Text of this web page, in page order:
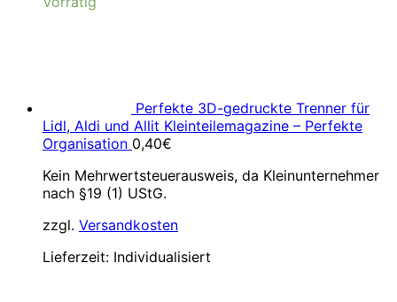
Perfekte 3D-gedruckte Trenner für
Lidl, Aldi und Allit Kleinteilemagazine – Perfekte
Organisation 0,40€
Kein Mehrwertsteuerausweis, da Kleinunternehmer
nach §19 (1) UStG.
zzgl. Versandkosten
Lieferzeit: Individualisiert